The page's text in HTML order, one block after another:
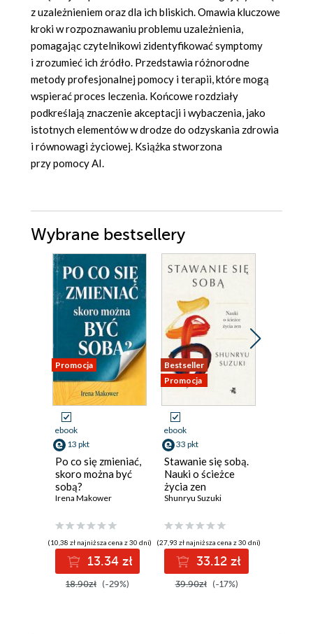
z uzależnieniem oraz dla ich bliskich. Omawia kluczowe
kroki w rozpoznawaniu problemu uzależnienia,
pomagając czytelnikowi zidentyfikować symptomy
i zrozumieć ich źródło. Przedstawia różnorodne
metody profesjonalnej pomocy i terapii, które mogą
wspierać proces leczenia. Końcowe rozdziały
podkreślają znaczenie akceptacji i wybaczenia, jako
istotnych elementów w drodze do odzyskania zdrowia
i równowagi życiowej. Książka stworzona
przy pomocy AI.
Wybrane bestsellery
Promocja
ebook
13 pkt
Po co się zmieniać,
skoro można być
sobą?
Irena Makower
(10,38 zł najniższa cena z 30 dni)
13.34 zł
18.90zł (-29%)
Bestseller
Promocja
ebook
33 pkt
Stawanie się sobą.
Nauki o ścieżce
życia zen
Shunryu Suzuki
(27,93 zł najniższa cena z 30 dni)
33.12 zł
39.90zł (-17%)